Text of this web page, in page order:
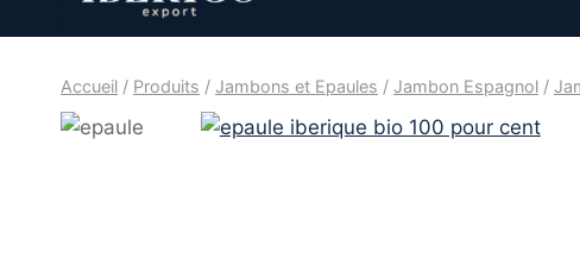
Accueil / Produits / Jambons et Epaules / Jambon Espagnol /